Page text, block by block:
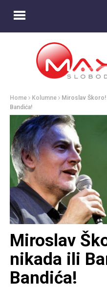
Home Kolumne
Miroslav Škoro!
Bandića!
Miroslav
nikada ili
Bandića!